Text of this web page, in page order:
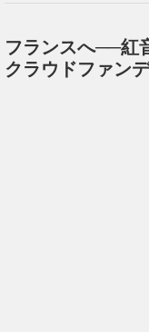
フランスへ──紅
クラウドファン